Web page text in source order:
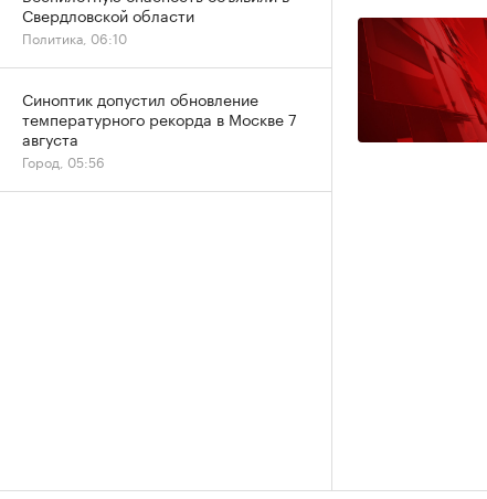
Свердловской области
Политика, 06:10
Синоптик допустил обновление
температурного рекорда в Москве 7
августа
Город, 05:56